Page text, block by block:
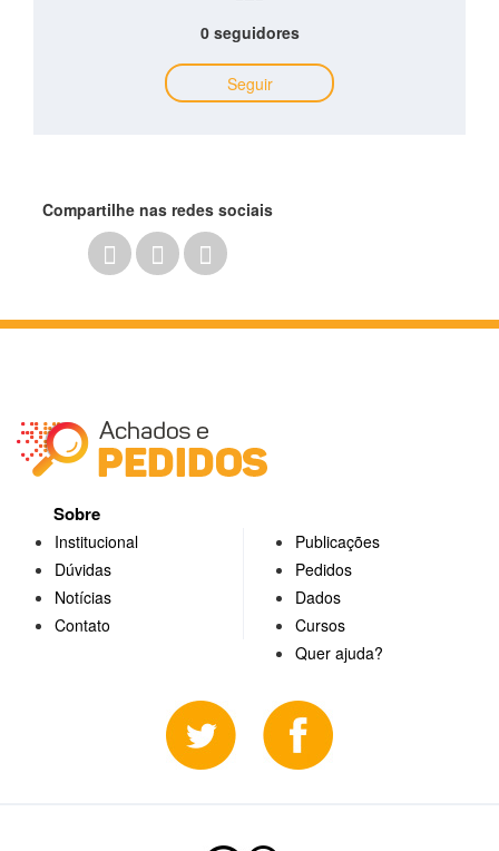
0 seguidores
Seguir
Compartilhe nas redes sociais
Sobre
Institucional
Dúvidas
Notícias
Contato
Publicações
Pedidos
Dados
Cursos
Quer ajuda?